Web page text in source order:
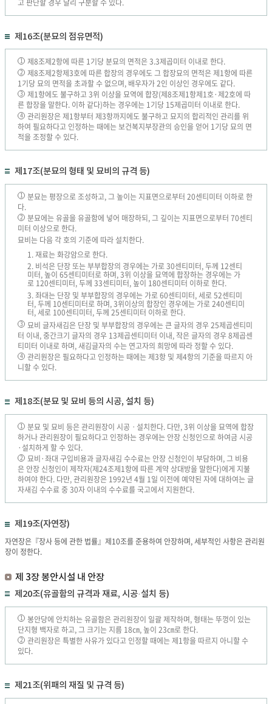
고 판단할 경우 달리 구분할 수 있다.
제16조(분묘의 점유면적)
1 제8조제2항에 따른 1기당 분묘의 면적은 3.3제곱미터 이내로 한다.
2 제8조제2항제3호에 따른 합장의 경우에도 그 합장묘의 면적은 제1항에 따른
1기당 묘의 면적을 초과할 수 없으며, 배우자가 2인 이상인 경우에도 같다.
3 제1항에도 불구하고 3위 이상을 묘역에 합장(제8조제1항제1호·제2호에 따
른 합장을 말한다. 이하 같다)하는 경우에는 1기당 15제곱미터 이내로 한다.
4 관리원장은 제1항부터 제3항까지에도 불구하고 묘지의 합리적인 관리를 위
하여 필요하다고 인정하는 때에는 보건복지부장관의 승인을 얻어 1기당 묘의 면
적을 조정할 수 있다.
제17조(분묘의 형태 및 묘비의 규격 등)
1 분묘는 평장으로 조성하고, 그 높이는 지표면으로부터 20센티미터 이하로 한
다.
2 분묘에는 유골을 유골함에 넣어 매장하되, 그 깊이는 지표면으로부터 70센티
미터 이상으로 한다.
묘비는 다음 각 호의 기준에 따라 설치한다.
1. 재료는 화강암으로 한다.
2. 비석은 단장 또는 부부합장의 경우에는 가로 30센티미터, 두께 12센티
미터, 높이 65센티미터로 하며, 3위 이상을 묘역에 합장하는 경우에는 가
로 120센티미터, 두께 33센티미터, 높이 180센티미터 이하로 한다.
3. 좌대는 단장 및 부부합장의 경우에는 가로 60센티미터, 세로 52센티미
터, 두께 10센티미터로 하며, 3위이상의 합장인 경우에는 가로 240센티미
터, 세로 100센티미터, 두께 25센티미터 이하로 한다.
3
묘비 글자새김은 단장 및 부부합장의 경우에는 큰 글자의 경우 25제곱센티미
터 이내, 중간크기 글자의 경우 13제곱센티미터 이내, 작은 글자의 경우 8제곱센
티미터 이내로 하며, 새김글자의 수는 연고자의 희망에 따라 정할 수 있다.
4 관리원장은 필요하다고 인정하는 때에는 제3항 및 제4항의 기준을 따르지 아
니할 수 있다.
제18조(분묘 및 묘비 등의 시공, 설치 등)
1 분묘 및 묘비 등은 관리원장이 시공ㆍ설치한다. 다만, 3위 이상을 묘역에 합장
하거나 관리원장이 필요하다고 인정하는 경우에는 안장 신청인으로 하여금 시공
·설치하게 할 수 있다.
2
묘비·좌대 구입비용과 글자새김 수수료는 안장 신청인이 부담하며, 그 비용
은 안장 신청인이 제작자(제24조제1항에 따른 계약 상대방을 말한다)에게 지불
하여야 한다. 다만, 관리원장은 1992년 4월 1일 이전에 예약된 자에 대하여는 글
자새김 수수료 중 30자 이내의 수수료를 국고에서 지원한다.
제19조(자연장)
자연장은『장사 등에 관한 법률』제10조를 준용하여 안장하며, 세부적인 사항은 관리원
장이 정한다.
제 3장 봉안시설 내 안장
제20조(유골함의 규격과 재료, 시공·설치 등)
1 봉안당에 안치하는 유골함은 관리원장이 일괄 제작하며, 형태는 뚜껑이 있는
단지형 백자로 하고, 그 크기는 지름 18㎝, 높이 23㎝로 한다.
2 관리원장은 특별한 사유가 있다고 인정할 때에는 제1항을 따르지 아니할 수
있다.
제21조(위패의 재질 및 규격 등)